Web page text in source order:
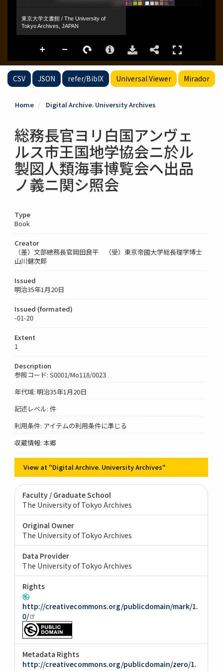
CSV JSON refer/BibIX Universal Viewer Mirador
Home Digital Archive. University Archives
総務長官ヨリ白国アンヴェ
ルス市王国地学協会ニ於ル
製図人類海事博覧会ヘ出品
ノ義ニ関シ照会
Type
Book
Creator
（差）文部總務長官岡田良平 （受）東京帝國大学総長理学博士
山川健次郎
Issued
明治35年1月20日
Issued (formated)
-01-20
Extent
1
Description
参照コード: S0001/Mo118/0023
年代域: 明治35年1月20日
記述レベル: 件
利用条件: アイテムの利用条件に準じる
収蔵情報: 本郷
View at "Digital Archive. University Archives"
Faculty / Graduate School
The University of Tokyo Archives
Original Owner
The University of Tokyo Archives
Data Provider
The University of Tokyo Archives
Rights
http://creativecommons.org/publicdomain/mark/1.
0/
Metadata Rights
http://creativecommons.org/publicdomain/zero/1.